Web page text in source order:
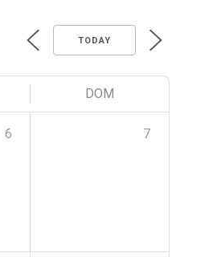
TODAY
DOM
6 7